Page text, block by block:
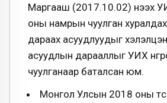
Маргааш (2017.10.02) нээх
оны намрын чуулган
дараах асуудлуудыг
асуудлын дарааллыг УИХ
чуулганаар баталсан юм.
Монгол Улсын 2018 оны